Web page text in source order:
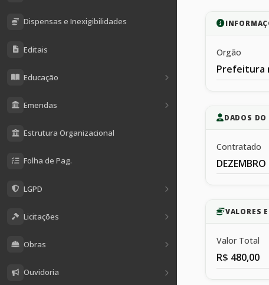
Dispensas e Inexigibilidades
Editais
Educação
Emendas
Estrutura Organizacional
Folha de Pag.
LGPD
Licitações
Obras
Ouvidoria
Orgão
Prefeitura
DADOS DO
Contratado
VALORES
Valor Total
R$ 480,00